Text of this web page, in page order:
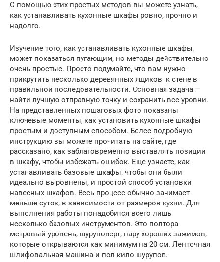
С помощью этих простых методов вы можете узнать,
как устанавливать кухонные шкафы ровно, прочно и
надолго.
Изучение того, как устанавливать кухонные шкафы,
может показаться пугающим, но методы действительно
очень простые. Просто подумайте, что вам нужно
прикрутить несколько деревянных ящиков к стене в
правильной последовательности. Основная задача —
найти лучшую отправную точку и сохранить все уровни.
На представленных пошаговых фото показаны
ключевые моменты, как установить кухонные шкафы
простым и доступным способом. Более подробную
инструкцию вы можете прочитать на сайте, где
рассказано, как заблаговременно выставлять позиции
в шкафу, чтобы избежать ошибок. Еще узнаете, как
устанавливать базовые шкафы, чтобы они были
идеально выровнены, и простой способ установки
навесных шкафов. Весь процесс обычно занимает
меньше суток, в зависимости от размеров кухни. Для
выполнения работы понадобится всего лишь
несколько базовых инструментов. Это полтора
метровый уровень, шуруповерт, пару хороших зажимов,
которые открываются как минимум на 20 см. Ленточная
шлифовальная машина и пол кило шурупов.